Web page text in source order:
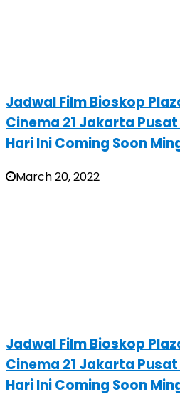
Jadwal Film Bioskop
Cinema 21 Jakarta
Hari Ini Coming Soon
March 20, 2022
Jadwal Film Bioskop
Cinema 21 Jakarta
Hari Ini Coming Soon